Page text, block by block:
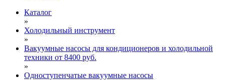
Каталог
»
Холодильный инструмент
»
Вакуумные насосы для кондиционеров и холодильной
техники от 8400 руб.
»
Одноступенчатые вакуумные насосы